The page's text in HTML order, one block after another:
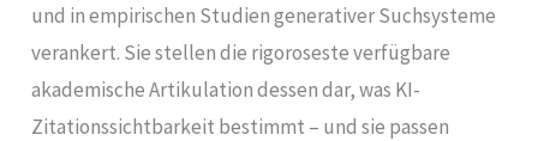
und in empirischen Studien generativer Suchsysteme
verankert. Sie stellen die rigoroseste verfügbare
akademische Artikulation dessen dar, was KI-
Zitationssichtbarkeit bestimmt – und sie passen